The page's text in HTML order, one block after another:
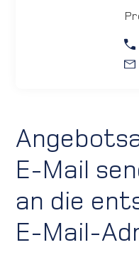
E-Mail
an die
E-Mail-